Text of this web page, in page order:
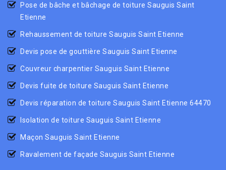
Pose de bâche et bâchage de toiture Sauguis Saint
Etienne
Rehaussement de toiture Sauguis Saint Etienne
Devis pose de gouttière Sauguis Saint Etienne
Couvreur charpentier Sauguis Saint Etienne
Devis fuite de toiture Sauguis Saint Etienne
Devis réparation de toiture Sauguis Saint Etienne 64470
Isolation de toiture Sauguis Saint Etienne
Maçon Sauguis Saint Etienne
Ravalement de façade Sauguis Saint Etienne